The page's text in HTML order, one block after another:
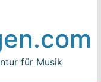
den jazz open
Piazza Roma 2026
für Musik